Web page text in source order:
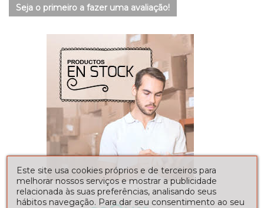
Seja o primeiro a fazer uma avaliação!
Este site usa cookies próprios e de terceiros para
melhorar nossos serviços e mostrar a publicidade
relacionada às suas preferências, analisando seus
hábitos navegação. Para dar seu consentimento ao seu